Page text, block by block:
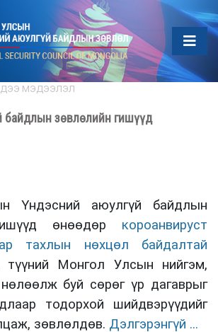
МЭДЭЭЛЭЛ
байдлын зөвлөлийн гишүүд
Үндэсний аюулгүй байдлын
өнөөдөр короанвируст
тахлын нөхцөл байдалтай
түүний Монгол Улсын нийгэм,
буй сөрөг үр дагаврыг
тодорхой шийдвэрүүдийг
зөвлөлдөв. Дэлгэрэнгүй ...